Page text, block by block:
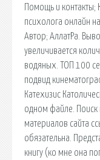
Помощь и
психолога онлайн
Автор; АллатРа.
увеличивается
водяных. ТОП 100
подвид
Катехизис
одном файле. Поиск
материалов сайта
обязательна.
книгу (ко мне она